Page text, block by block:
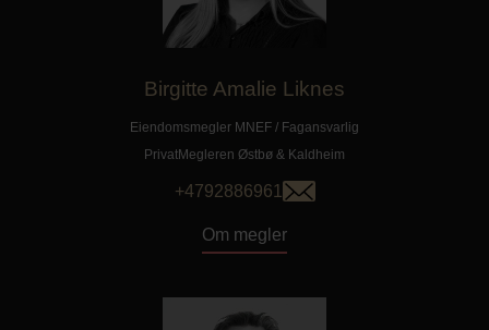
Birgitte Amalie Liknes
Eiendomsmegler MNEF / Fagansvarlig
PrivatMegleren Østbø & Kaldheim
+4792886961
Om megler